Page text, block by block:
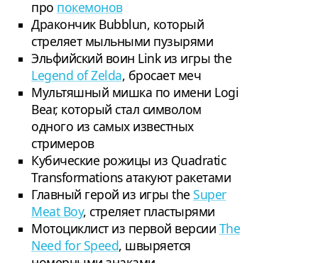
про покемонов
Дракончик Bubblun, который
стреляет мыльными пузырями
Эльфийский воин Link из игры the
Legend of Zelda, бросает меч
Мультяшный мишка по имени Logi
Bear, который стал символом
одного из самых известных
стримеров
Кубические рожицы из Quadratic
Transformations атакуют ракетами
Главный герой из игры the Super
Meat Boy, стреляет пластырями
Мотоциклист из первой версии The
Need for Speed, швыряется